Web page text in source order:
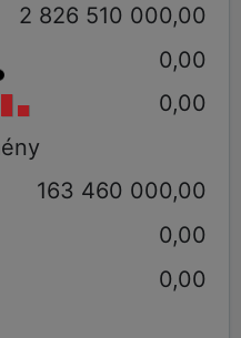
2 826 510 000,00
0,00
0,00
163 460 000,00
0,00
0,00